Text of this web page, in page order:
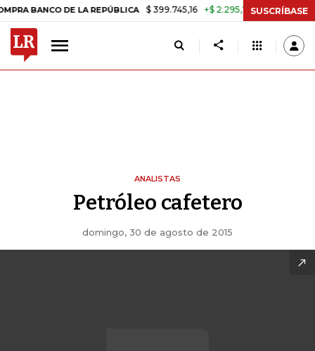
DE LA REPÚBLICA $ 399.745,16 +$ 2.295,71 +0,58% TASA
SUSCRÍBASE
ANALISTAS
Petróleo cafetero
domingo, 30 de agosto de 2015